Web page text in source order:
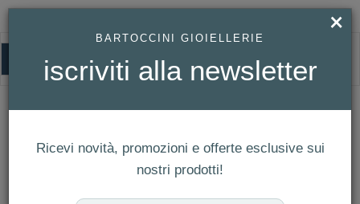
HOMEPAGE
GIOIELLI LINEA BAMBINO - BRACCIALE IN ARGENTO TURCHESE REF.
Gioielli linea bambino - Bracciale in
argento turchese Ref. 533771
×
BARTOCCINI GIOIELLERIE
iscriviti alla newsletter
Ricevi novità, promozioni e offerte esclusive sui
nostri prodotti!